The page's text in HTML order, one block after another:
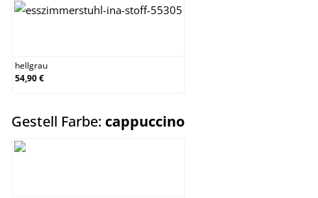
hellgrau
54,90 €
Gestell Farbe: cappuccinoauswählen